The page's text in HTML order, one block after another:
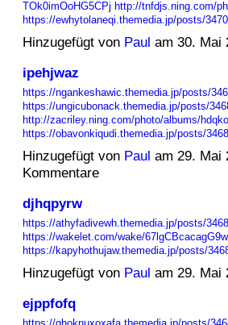
TOk0imOoHG5CPj http://tnfdjs.ning.com/
https://ewhytolaneqi.themedia.jp/posts/
Hinzugefügt von Paul am 30. Mai
ipehjwaz
https://ngankeshawic.themedia.jp/posts/
https://ungicubonack.themedia.jp/posts/
http://zacriley.ning.com/photo/albums/
https://obavonkiqudi.themedia.jp/posts/
Hinzugefügt von Paul am 29. Mai
Kommentare
djhqpyrw
https://athyfadivewh.themedia.jp/posts/
https://wakelet.com/wake/
https://kapyhothujaw.themedia.jp/posts/
Hinzugefügt von Paul am 29. Mai
ejppfofq